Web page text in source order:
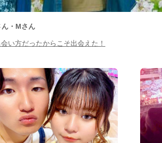
・Mさん
い方だったからこそ出会えた！